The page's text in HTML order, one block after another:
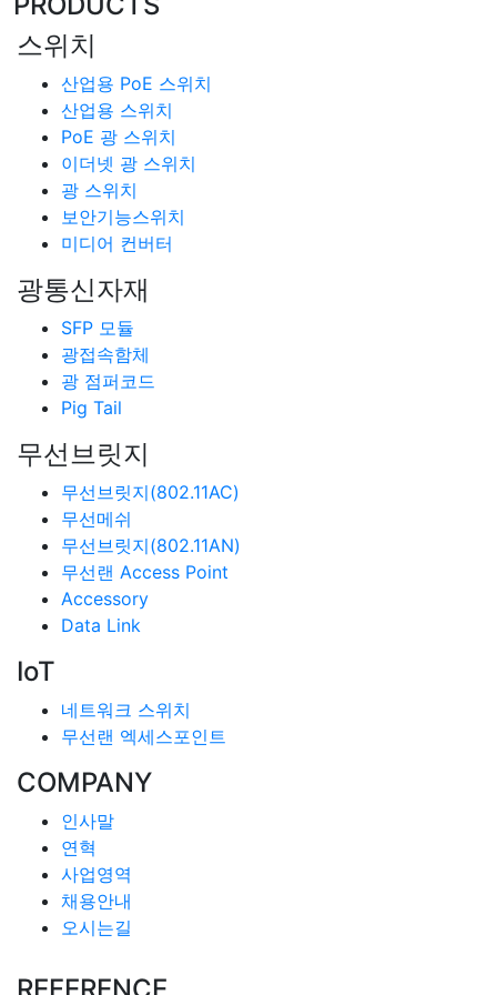
스위치
산업용 PoE 스위치
산업용 스위치
PoE 광 스위치
이더넷 광 스위치
광 스위치
보안기능스위치
미디어 컨버터
광통신자재
SFP 모듈
광접속함체
광 점퍼코드
Pig Tail
무선브릿지
무선브릿지(802.11AC)
무선메쉬
무선브릿지(802.11AN)
무선랜 Access Point
Accessory
Data Link
IoT
네트워크 스위치
무선랜 엑세스포인트
COMPANY
인사말
연혁
사업영역
채용안내
오시는길
REFERENCE